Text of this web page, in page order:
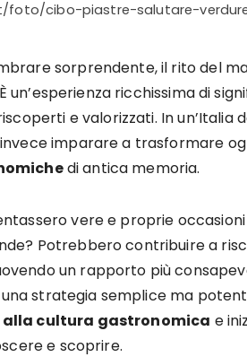
cibo-piastre-salutare-
sorprendente, il rito del
un’esperienza ricchissima di
e valorizzati. In un’Italia
imparare a trasformare
di antica memoria.
vere e proprie
Potrebbero contribuire a
un rapporto più
strategia semplice ma
cultura gastronomica e
e scoprire.